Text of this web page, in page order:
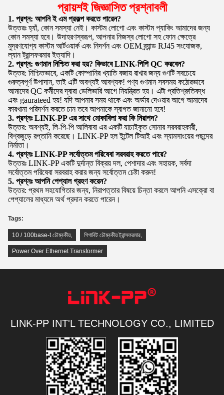
প্রায়শই জিজ্ঞাসিত প্রশ্নাবলী
1. প্রশ্ন: আপনি ই এম প্রকল্প করতে পারেন?
উত্তরঃ হ্যাঁ, কোন সমস্যা নেই। কাস্টম লোগো এবং কাস্টম প্যাকিং আমাদের জন্য
কোন সমস্যা হবে। উদাহরণস্বরূপ, আপনার নিজস্ব লোগো সহ ফোন ক্ষেত্রে
মুদ্রণযোগ্য কাস্টম আর্টওয়ার্ক এবং নিদর্শন এবং OEM ব্র্যান্ড RJ45 সংযোজক,
ল্যান ট্রান্সফরমার ইত্যাদি।
2. প্রশ্ন: গুণমান নিশ্চিত করা হয়? কিভাবে LINK-পিপি QC করবেন?
উত্তর: নিশ্চিতভাবে, একটি কোম্পানির খ্যাতি বজায় রাখার জন্য গুণটি সবচেয়ে
গুরুত্বপূর্ণ উপাদান, তাই এটি অবশ্যই আবশ্যক! পণ্য গুণমান সবসময় কঠোরভাবে
আমাদের QC কর্মীদের দ্বারা ডেলিভারি আগে নিয়ন্ত্রিত হয়। এটা প্রতিশ্রুতিবদ্ধ
এবং gaurateed হয়! যদি আপনার সময় থাকে এবং অর্ডার দেওয়ার আগে আমাদের
কারখানা পরিদর্শন করতে চান তবে আপনাকে স্বাগত জানানো হবে!
3. প্রশ্নঃ LINK-PP এর সাথে মোকাবিলা করা কি নিরাপদ?
উত্তর: অবশ্যই, লি-পি-পি আলিবাবা এর একটি যাচাইকৃত সোনার সরবরাহকারী,
বিশ্বজুড়ে রপ্তানি করেছে। LINK-PP হল ইন্টেল টিআই এবং স্যামসাংয়ের পছন্দের
নির্মাতা।
4. প্রশ্নঃ LINK-PP সর্বোত্তম পরিষেবা সরবরাহ করতে পারে?
উত্তরঃ LINK-PP একটি দুর্দান্ত বিক্রয় দল, পেশাদার এবং সহায়ক, সর্বদা
সর্বোত্তম পরিষেবা সরবরাহ করার জন্য সর্বোত্তম চেষ্টা করুন!
5. প্রশ্নঃ আপনি পেপ্যাল ​​গ্রহণ করেন?
উত্তর: প্রথম সহযোগিতার জন্য, নিরাপত্তার বিষয়ে চিন্তা করলে আপনি এসক্রো বা
পেপ্যালের মাধ্যমে অর্থ প্রদান করতে পারেন।
Tags:
10 / 100base-t চৌম্বকীয়, গিগাবিট চৌম্বকীয় ট্রান্সফরমার
Power Over Ethernet Transformer
LINK-PP INT'L TECHNOLOGY CO., LIMITED